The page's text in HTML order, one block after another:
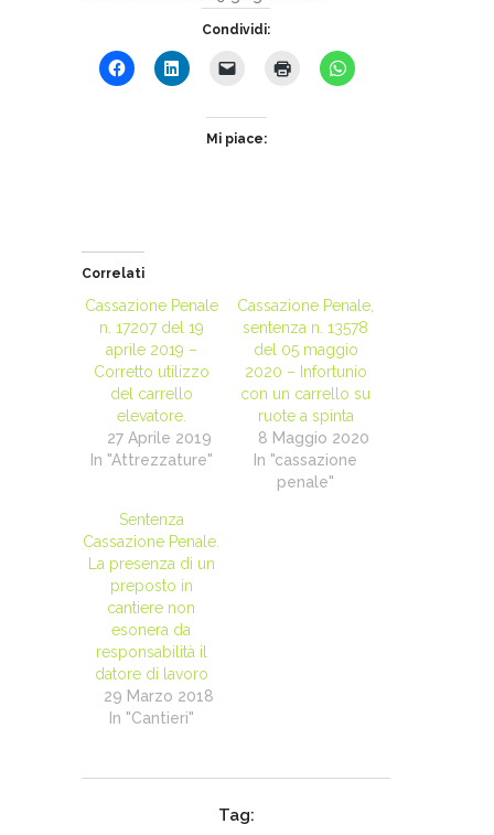
Condividi:
Mi piace:
Correlati
Cassazione Penale
n. 17207 del 19
aprile 2019 –
Corretto utilizzo
del carrello
elevatore.
27 Aprile 2019
In "Attrezzature"
Cassazione Penale,
sentenza n. 13578
del 05 maggio
2020 – Infortunio
con un carrello su
ruote a spinta
8 Maggio 2020
In "cassazione
penale"
Sentenza
Cassazione Penale.
La presenza di un
preposto in
cantiere non
esonera da
responsabilità il
datore di lavoro
29 Marzo 2018
In "Cantieri"
Tag: